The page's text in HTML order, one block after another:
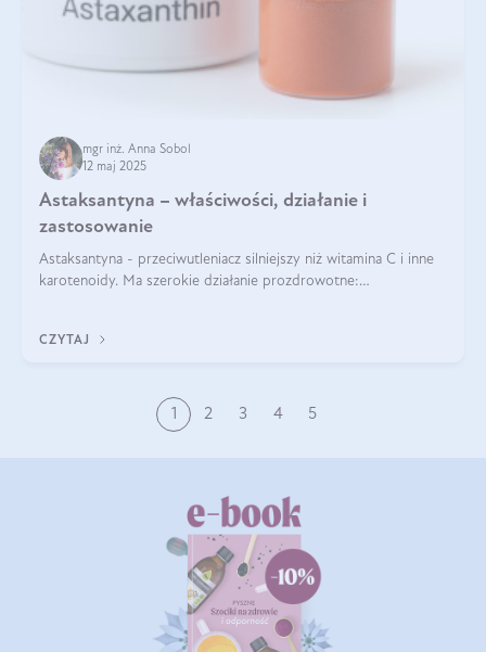
mgr inż. Anna Sobol
12 maj 2025
Astaksantyna – właściwości, działanie i
zastosowanie
Astaksantyna - przeciwutleniacz silniejszy niż witamina C i inne
karotenoidy. Ma szerokie działanie prozdrowotne:
CZYTAJ
1 2 3 4 5